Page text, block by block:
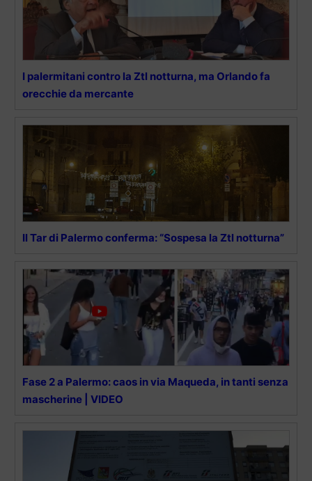
I palermitani contro la Ztl notturna, ma Orlando fa
orecchie da mercante
Il Tar di Palermo conferma: “Sospesa la Ztl notturna”
Fase 2 a Palermo: caos in via Maqueda, in tanti senza
mascherine | VIDEO